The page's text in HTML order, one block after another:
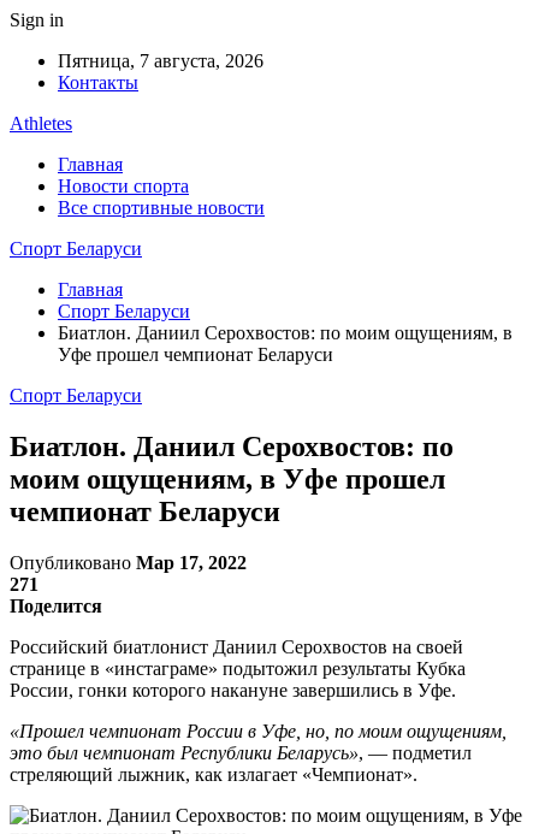
Sign in
Пятница, 7 августа, 2026
Контакты
Athletes
Главная
Новости спорта
Все спортивные новости
Спорт Беларуси
Главная
Спорт Беларуси
Биатлон. Даниил Серохвостов: по моим ощущениям, в
Уфе прошел чемпионат Беларуси
Спорт Беларуси
Биатлон. Даниил Серохвостов: по
моим ощущениям, в Уфе прошел
чемпионат Беларуси
Опубликовано Мар 17, 2022
271
Поделится
Российский биатлонист Даниил Серохвостов на своей
странице в «инстаграме» подытожил результаты Кубка
России, гонки которого накануне завершились в Уфе.
«Прошел чемпионат России в Уфе, но, по моим ощущениям,
это был чемпионат Республики Беларусь», — подметил
стреляющий лыжник, как излагает «Чемпионат».